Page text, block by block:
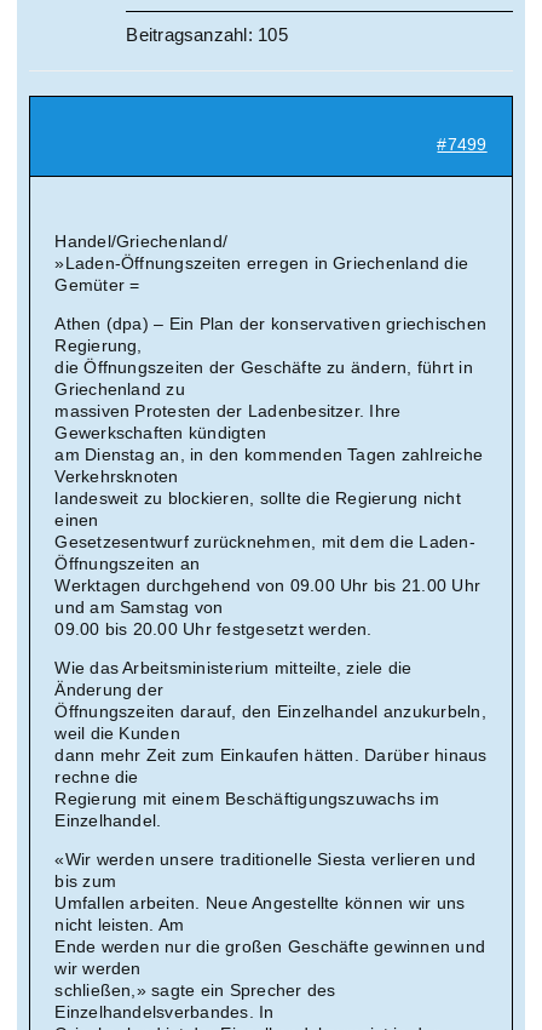
Suche
Beitragsanzahl: 105
#7499
Handel/Griechenland/
»Laden-Öffnungszeiten erregen in Griechenland die
Gemüter =
Athen (dpa) – Ein Plan der konservativen griechischen
Regierung,
die Öffnungszeiten der Geschäfte zu ändern, führt in
Griechenland zu
massiven Protesten der Ladenbesitzer. Ihre
Gewerkschaften kündigten
am Dienstag an, in den kommenden Tagen zahlreiche
Verkehrsknoten
landesweit zu blockieren, sollte die Regierung nicht
einen
Gesetzesentwurf zurücknehmen, mit dem die Laden-
Öffnungszeiten an
Werktagen durchgehend von 09.00 Uhr bis 21.00 Uhr
und am Samstag von
09.00 bis 20.00 Uhr festgesetzt werden.
Wie das Arbeitsministerium mitteilte, ziele die
Änderung der
Öffnungszeiten darauf, den Einzelhandel anzukurbeln,
weil die Kunden
dann mehr Zeit zum Einkaufen hätten. Darüber hinaus
rechne die
Regierung mit einem Beschäftigungszuwachs im
Einzelhandel.
«Wir werden unsere traditionelle Siesta verlieren und
bis zum
Umfallen arbeiten. Neue Angestellte können wir uns
nicht leisten. Am
Ende werden nur die großen Geschäfte gewinnen und
wir werden
schließen,» sagte ein Sprecher des
Einzelhandelsverbandes. In